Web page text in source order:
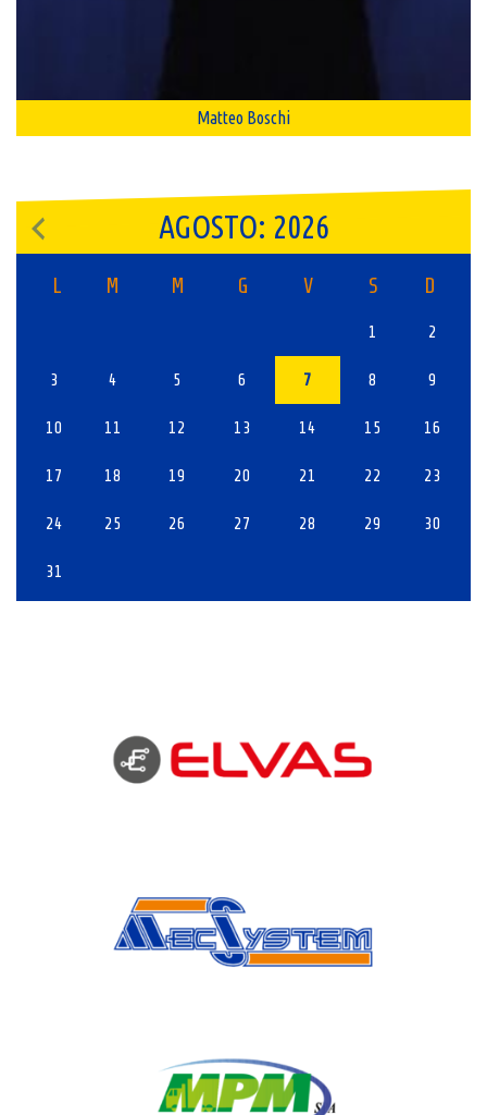
Matteo Boschi
AGOSTO: 2026
L M M G V S D
1 2
3 4 5 6 7 8 9
10 11 12 13 14 15 16
17 18 19 20 21 22 23
24 25 26 27 28 29 30
31